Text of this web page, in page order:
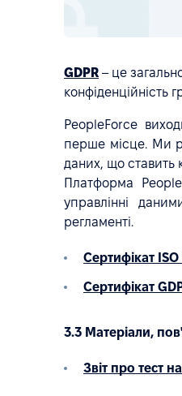
GDPR – це
конфіденційність
PeopleForce
перше місце. Ми
даних, що ставить
Платформа
управлінні
регламенті.
Сертифікат
Сертифікат
3.3 Матеріали,
Звіт про тест